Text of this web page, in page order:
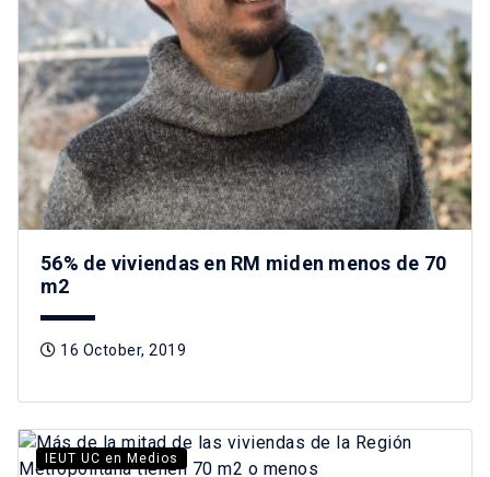
56% de viviendas en RM miden menos de 70
m2
16 October, 2019
IEUT UC en Medios